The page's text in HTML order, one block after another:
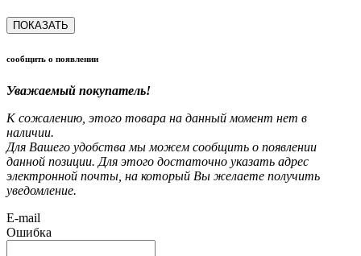
ПОКАЗАТЬ
сообщить о появлении
Уважаемый покупатель!
К сожалению, этого товара на данный момент нет в
наличии.
Для Вашего удобства мы можем сообщить о появлении
данной позиции. Для этого достаточно указать адрес
электронной почты, на который Вы желаете получить
уведомление.
E-mail
Ошибка